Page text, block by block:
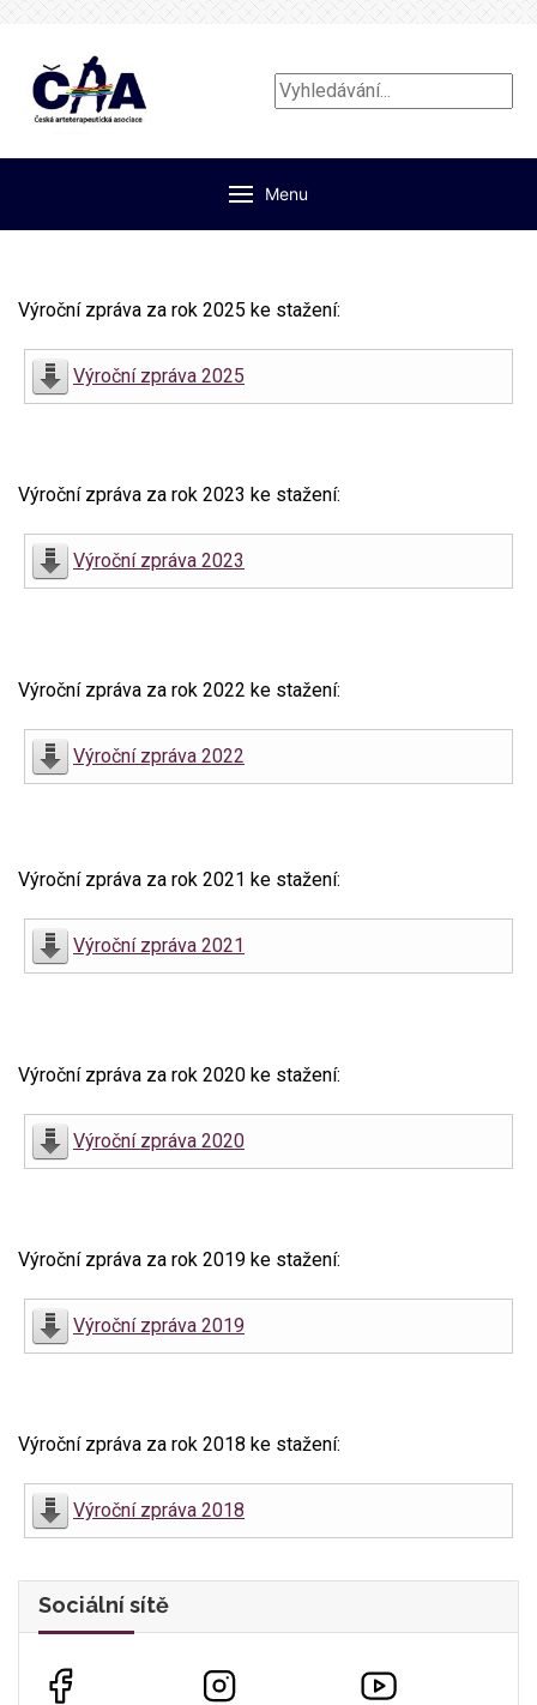
Vyhledávání...
Menu
Výroční zpráva za rok 2025 ke stažení:
Výroční zpráva 2025
Výroční zpráva za rok 2023 ke stažení:
Výroční zpráva 2023
Výroční zpráva za rok 2022 ke stažení:
Výroční zpráva 2022
Výroční zpráva za rok 2021 ke stažení:
Výroční zpráva 2021
Výroční zpráva za rok 2020 ke stažení:
Výroční zpráva 2020
Výroční zpráva za rok 2019 ke stažení:
Výroční zpráva 2019
Výroční zpráva za rok 2018 ke stažení:
Výroční zpráva 2018
Sociální sítě